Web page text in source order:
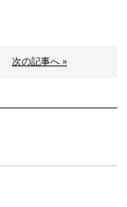
次の記事へ »